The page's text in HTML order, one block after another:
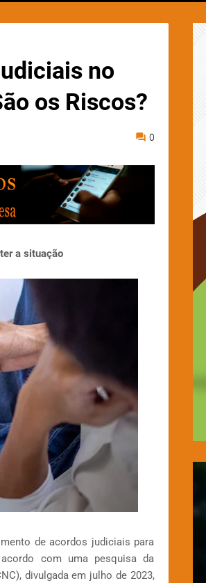
no
os Riscos?
0
a situação
de acordos judiciais para
com uma pesquisa da
divulgada em julho de 2023,